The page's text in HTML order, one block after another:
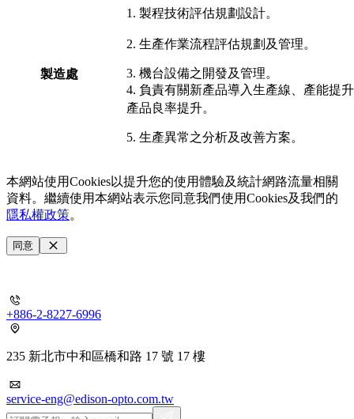
製造處
1. 製程技術評估規劃設計。
2. 生產作業流程評估規劃及管理。
3. 機台設備之開發及管理。
4. 負責有關新產品導入生產線、產能提
產品良率提升。
5. 生產異常之分析及改善方案。
本網站使用Cookies以提升您的使用體驗及統計網路流量相關
資料。繼續使用本網站表示您同意我們使用Cookies及我們的
隱私權政策。
同意
+886-2-8227-6996
235 新北市中和區橋和路 17 號 17 樓
service-eng@edison-opto.com.tw